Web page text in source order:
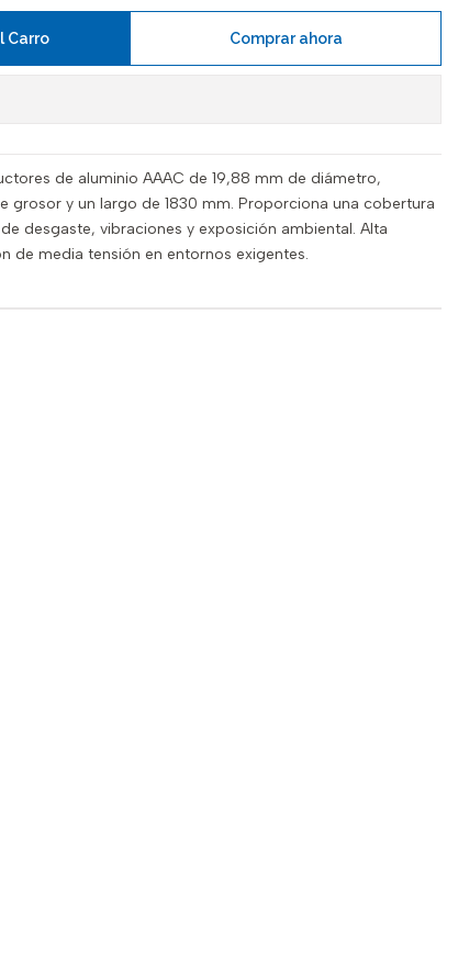
Carro Comprar ahora
de aluminio AAAC de 19,88 mm de diámetro,
grosor y un largo de 1830 mm. Proporciona una cobertura
desgaste, vibraciones y exposición ambiental. Alta
de media tensión en entornos exigentes.